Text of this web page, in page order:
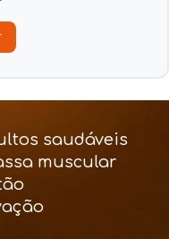
saudáveis
muscular